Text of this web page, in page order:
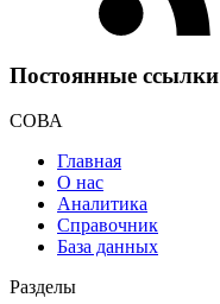
Постоянные ссылки
СОВА
Главная
О нас
Аналитика
Справочник
База данных
Разделы